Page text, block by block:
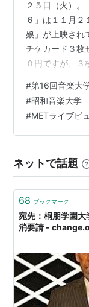
２５日（火）。
６」は１１月２
娘」が上映され
チケカード３枚
０円ですが、３
が絶対お得です
９６９日目を迎
と自身がみなす
業拡張を認める
しするのは 強
#第16回音楽大
#昭和音楽大学
#METライブビ
ネットで話題
68 ブックマーク
宛先：桐朋学園大
消要請 -